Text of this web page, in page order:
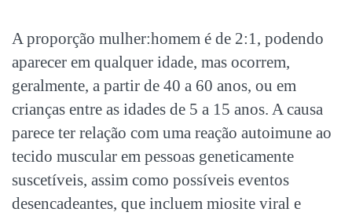
A proporção mulher:homem é de 2:1, podendo
aparecer em qualquer idade, mas ocorrem,
geralmente, a partir de 40 a 60 anos, ou em
crianças entre as idades de 5 a 15 anos. A causa
parece ter relação com uma reação autoimune ao
tecido muscular em pessoas geneticamente
suscetíveis, assim como possíveis eventos
desencadeantes, que incluem miosite viral e